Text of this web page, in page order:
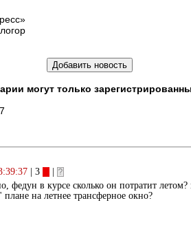
могут только
| 3
|
федун в курсе сколько он потратит
на летнее трансферное окно?